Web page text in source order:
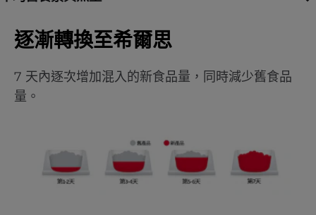
逐漸轉換至希爾思
7 天內逐次增加混入的新食品量，同時減少舊食品
量。